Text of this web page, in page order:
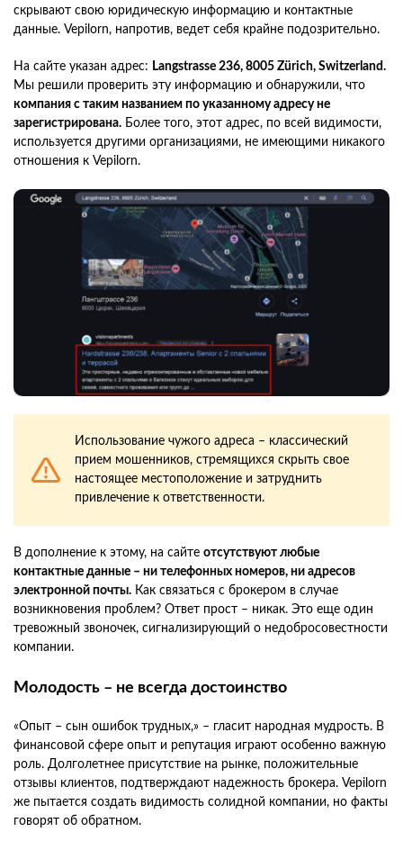
скрывают свою юридическую информацию и контактные
данные. Vepilorn, напротив, ведет себя крайне подозрительно.
На сайте указан адрес: Langstrasse 236, 8005 Zürich, Switzerland.
Мы решили проверить эту информацию и обнаружили, что
компания с таким названием по указанному адресу не
зарегистрирована. Более того, этот адрес, по всей видимости,
используется другими организациями, не имеющими никакого
отношения к Vepilorn.
Использование чужого адреса – классический
прием мошенников, стремящихся скрыть свое
настоящее местоположение и затруднить
привлечение к ответственности.
В дополнение к этому, на сайте отсутствуют любые
контактные данные – ни телефонных номеров, ни адресов
электронной почты. Как связаться с брокером в случае
возникновения проблем? Ответ прост – никак. Это еще один
тревожный звоночек, сигнализирующий о недобросовестности
компании.
Молодость – не всегда достоинство
«Опыт – сын ошибок трудных,» – гласит народная мудрость. В
финансовой сфере опыт и репутация играют особенно важную
роль. Долголетнее присутствие на рынке, положительные
отзывы клиентов, подтверждают надежность брокера. Vepilorn
же пытается создать видимость солидной компании, но факты
говорят об обратном.